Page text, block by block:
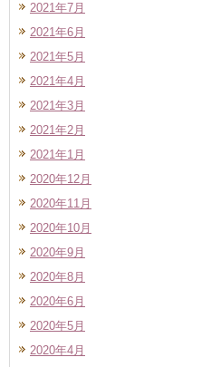
2021年7月
2021年6月
2021年5月
2021年4月
2021年3月
2021年2月
2021年1月
2020年12月
2020年11月
2020年10月
2020年9月
2020年8月
2020年6月
2020年5月
2020年4月